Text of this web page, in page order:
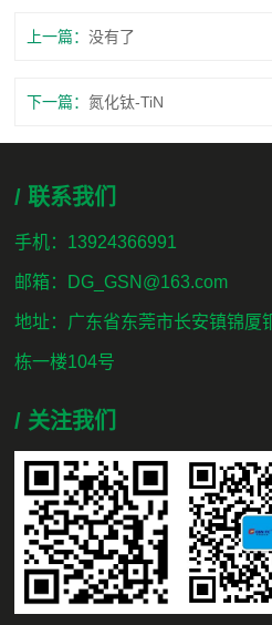
上一篇：没有了
下一篇：氮化钛-TiN
/ 联系我们
手机：13924366991
邮箱：DG_GSN@163.com
地址：广东省东莞市长安镇锦厦
栋一楼104号
/ 关注我们